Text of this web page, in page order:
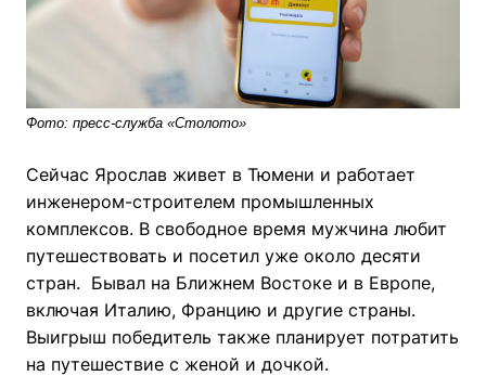
Фото: пресс-служба «Столото»
Сейчас Ярослав живет в Тюмени и работает
инженером-строителем промышленных
комплексов. В свободное время мужчина любит
путешествовать и посетил уже около десяти
стран. Бывал на Ближнем Востоке и в Европе,
включая Италию, Францию и другие страны.
Выигрыш победитель также планирует потратить
на путешествие с женой и дочкой.